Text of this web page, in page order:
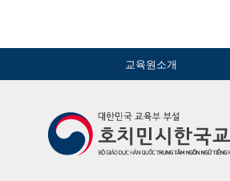
교육원소개